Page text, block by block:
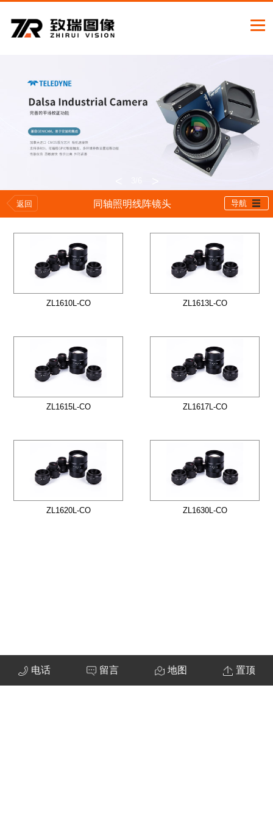
返回 同轴照明线阵镜头 导航
ZL1610L-CO ZL1613L-CO
ZL1615L-CO ZL1617L-CO
ZL1620L-CO ZL1630L-CO
电话 留言 地图 置顶